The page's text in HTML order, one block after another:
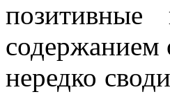
позитивные
содержанием
нередко